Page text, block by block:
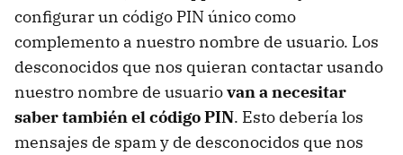
configurar un código PIN único como
complemento a nuestro nombre de usuario. Los
desconocidos que nos quieran contactar usando
nuestro nombre de usuariovan a necesitar
saber también el código PIN. Esto debería los
mensajes de spam y de desconocidos que nos